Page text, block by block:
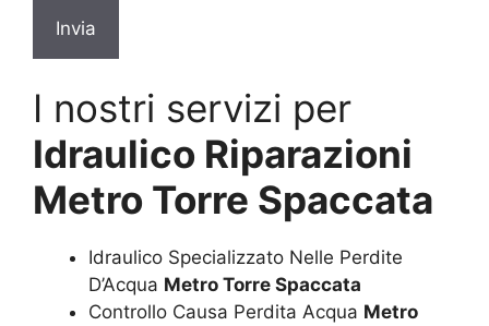
I nostri servizi per
Idraulico Riparazioni
Metro Torre Spaccata
Idraulico Specializzato Nelle Perdite
D’Acqua Metro Torre Spaccata
Controllo Causa Perdita Acqua Metro